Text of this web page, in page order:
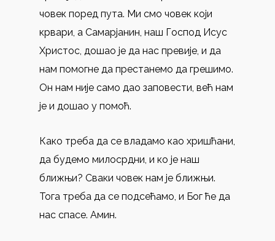
човек поред пута. Ми смо човек који
крвари, а Самарјанин, наш Господ Исус
Христос, дошао је да нас превије, и да
нам помогне да престанемо да грешимо.
Он нам није само дао заповести, већ нам
је и дошао у помоћ.
Како треба да се владамо као хришћани,
да будемо милосрдни, и ко је наш
ближњи? Сваки човек нам је ближњи.
Тога треба да се подсећамо, и Бог ће да
нас спасе. Амин.